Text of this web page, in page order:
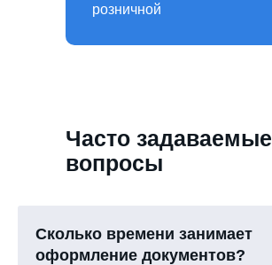
розничной
Часто задаваемые
вопросы
Сколько времени занимает
оформление документов?